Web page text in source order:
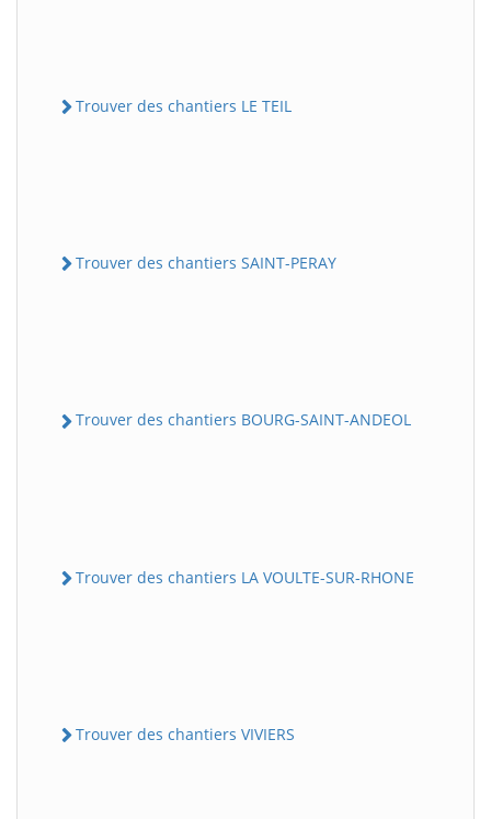
Trouver des chantiers LE TEIL
Trouver des chantiers SAINT-PERAY
Trouver des chantiers BOURG-SAINT-ANDEOL
Trouver des chantiers LA VOULTE-SUR-RHONE
Trouver des chantiers VIVIERS